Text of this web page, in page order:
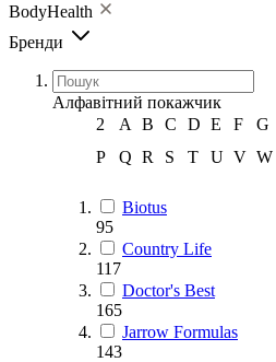
BodyHealth
Бренди
Алфавітний покажчик
2
A B C D E F G
P
Q R S T U V W
Biotus
95
Country Life
117
Doctor's Best
165
Jarrow Formulas
143